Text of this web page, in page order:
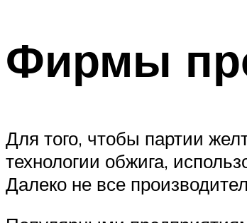
Фирмы
Для того, чтобы партии
технологии обжига,
Далеко не все